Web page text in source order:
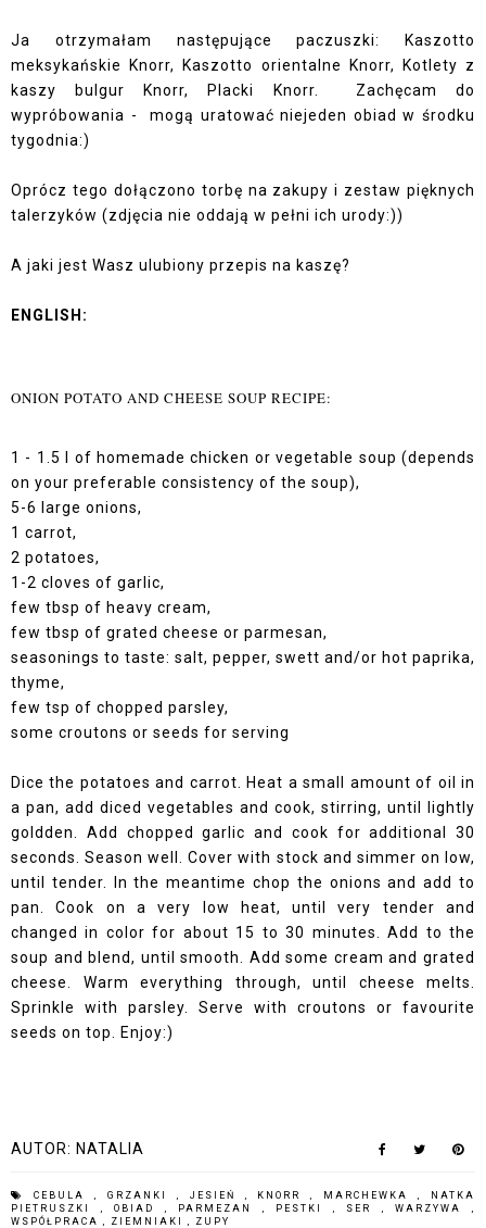
Ja otrzymałam następujące paczuszki: Kaszotto
meksykańskie Knorr, Kaszotto orientalne Knorr, Kotlety z
kaszy bulgur Knorr, Placki Knorr. Zachęcam do
wypróbowania - mogą uratować niejeden obiad w środku
tygodnia:)
Oprócz tego dołączono torbę na zakupy i zestaw pięknych
talerzyków (zdjęcia nie oddają w pełni ich urody:))
A jaki jest Wasz ulubiony przepis na kaszę?
ENGLISH:
ONION POTATO AND CHEESE SOUP RECIPE:
1 - 1.5 l of homemade chicken or vegetable soup (depends
on your preferable consistency of the soup),
5-6 large onions,
1 carrot,
2 potatoes,
1-2 cloves of garlic,
few tbsp of heavy cream,
few tbsp of grated cheese or parmesan,
seasonings to taste: salt, pepper, swett and/or hot paprika,
thyme,
few tsp of chopped parsley,
some croutons or seeds for serving
Dice the potatoes and carrot. Heat a small amount of oil in
a pan, add diced vegetables and cook, stirring, until lightly
goldden. Add chopped garlic and cook for additional 30
seconds. Season well. Cover with stock and simmer on low,
until tender. In the meantime chop the onions and add to
pan. Cook on a very low heat, until very tender and
changed in color for about 15 to 30 minutes. Add to the
soup and blend, until smooth. Add some cream and grated
cheese. Warm everything through, until cheese melts.
Sprinkle with parsley. Serve with croutons or favourite
seeds on top. Enjoy:)
AUTOR: NATALIA
CEBULA GRZANKI JESIEŃ KNORR MARCHEWKA
NATKA
PIETRUSZKI
,OBIAD PARMEZAN PESTKI SER ,WARZYWA
WSPÓŁPRACA
ZIEMNIAKI ZUPY